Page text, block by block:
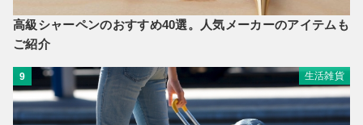
高級シャーペンのおすすめ40選。人気メーカーのアイテムも
ご紹介
9 生活雑貨